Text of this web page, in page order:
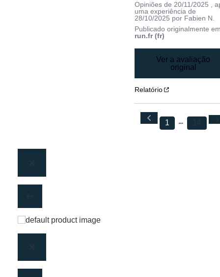
Opiniões de20/11/2025 ,
uma experiência de
28/10/2025 por Fabien N.
Publicado originalmente
run.fr (fr)
Ver a avaliação
original
Relatório
1 14